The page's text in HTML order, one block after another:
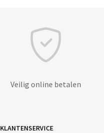
Veilig online betalen
KLANTENSERVICE